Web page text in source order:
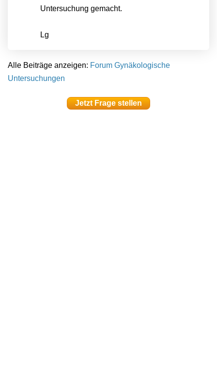
Untersuchung gemacht.
Lg
Alle Beiträge anzeigen: Forum Gynäkologische
Untersuchungen
Jetzt Frage stellen